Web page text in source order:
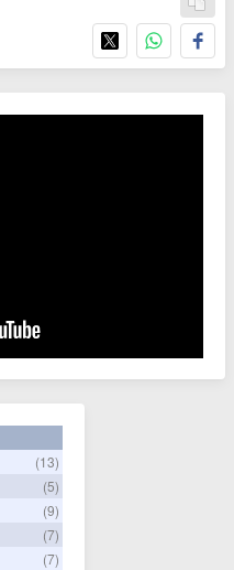
(13)
(5)
(9)
(7)
(7)